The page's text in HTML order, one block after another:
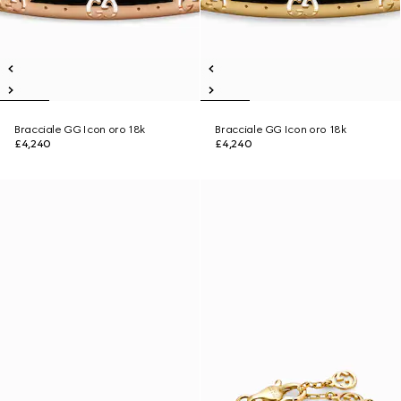
Bracciale GG Icon oro 18k
£4,240
Bracciale GG Icon oro 18k
£4,240